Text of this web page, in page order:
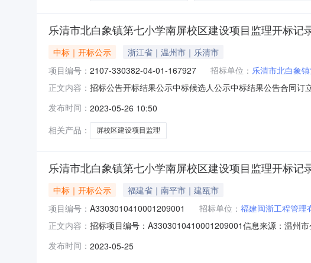
乐清市北白象镇第七小学南屏校区建设项目监理开标记
中标｜开标公示
浙江省｜温州市｜乐清市
项目编号： 2107-330382-04-01-167927 招标单位： 乐清市北白象
正文内容： 招标公告开标结果公示中标候选人公示中标结果公告合同
项目监理项目代码:2107-330382-04-01-167927招标人:名
发布时间： 2023-05-26 10:50
相关产品：
屏校区建设项目监理
乐清市北白象镇第七小学南屏校区建设项目监理开标记
中标｜开标公示
福建省｜南平市｜建瓯市
项目编号： A3303010410001209001 招标单位： 福建闽浙工程管理
正文内容： 招标项目编号：A3303010410001209001信息来源：温州
期:日历天;质量要求:;保证金金额:40000.00元,投标文件递交
发布时间： 2023-05-25